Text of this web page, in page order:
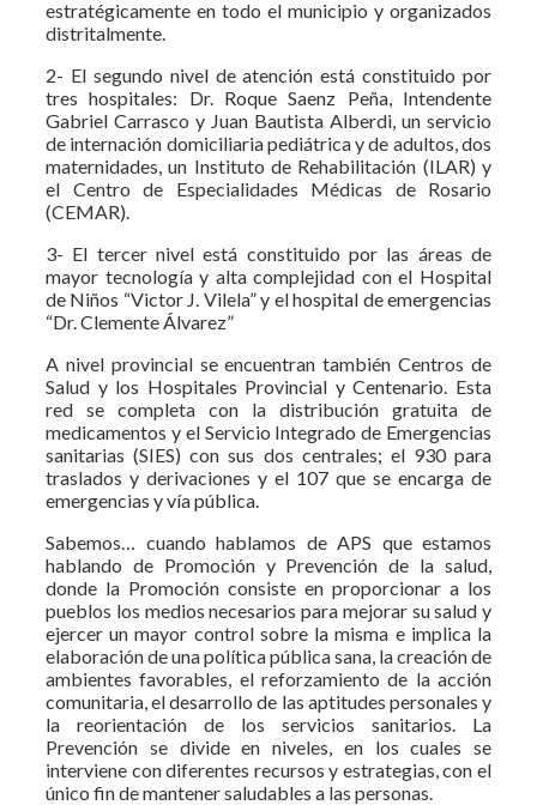
estratégicamente en todo el municipio y organizados
distritalmente.
2- El segundo nivel de atención está constituido por
tres hospitales: Dr. Roque Saenz Peña, Intendente
Gabriel Carrasco y Juan Bautista Alberdi, un servicio
de internación domiciliaria pediátrica y de adultos, dos
maternidades, un Instituto de Rehabilitación (ILAR) y
el Centro de Especialidades Médicas de Rosario
(CEMAR).
3- El tercer nivel está constituido por las áreas de
mayor tecnología y alta complejidad con el Hospital
de Niños “Victor J. Vilela” y el hospital de emergencias
“Dr. Clemente Álvarez”
A nivel provincial se encuentran también Centros de
Salud y los Hospitales Provincial y Centenario. Esta
red se completa con la distribución gratuita de
medicamentos y el Servicio Integrado de Emergencias
sanitarias (SIES) con sus dos centrales; el 930 para
traslados y derivaciones y el 107 que se encarga de
emergencias y vía pública.
Sabemos… cuando hablamos de APS que estamos
hablando de Promoción y Prevención de la salud,
donde la Promoción consiste en proporcionar a los
pueblos los medios necesarios para mejorar su salud y
ejercer un mayor control sobre la misma e implica la
elaboración de una política pública sana, la creación de
ambientes favorables, el reforzamiento de la acción
comunitaria, el desarrollo de las aptitudes personales y
la reorientación de los servicios sanitarios. La
Prevención se divide en niveles, en los cuales se
interviene con diferentes recursos y estrategias, con el
único fin de mantener saludables a las personas.